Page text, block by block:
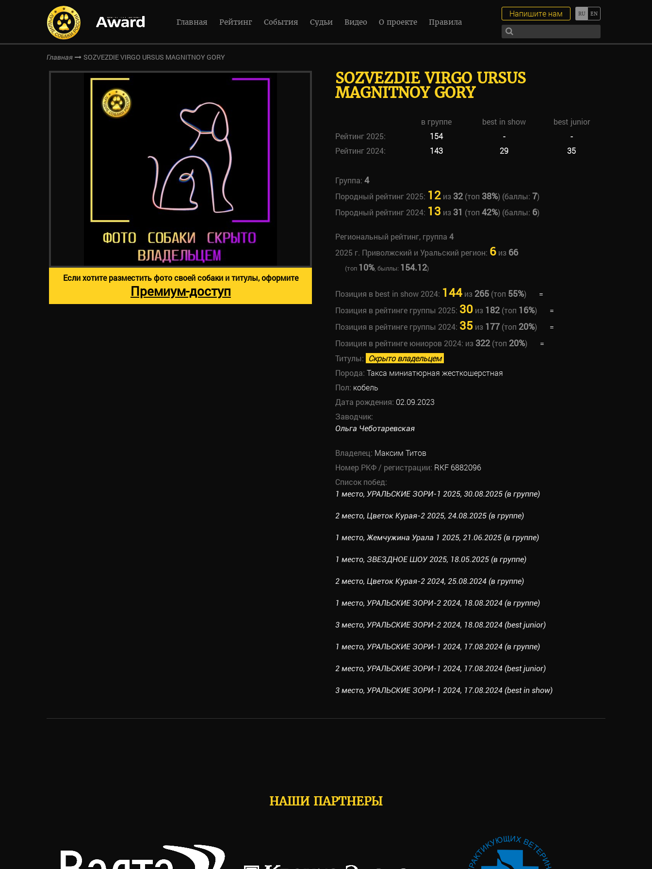
Главная Рейтинг События Судьи Видео О проекте Правила
Напишите нам
Главная SOZVEZDIE VIRGO URSUS MAGNITNOY GORY
SOZVEZDIE VIRGO URSUS
MAGNITNOY GORY
в группе best in show
best junior
Рейтинг 2025:
154 -
-
Рейтинг 2024:
143 29 35
Группа: 4
Породный рейтинг 2025: 12из 32(топ 38%) (баллы: 7)
Породный рейтинг 2024: 13 из 31 (топ 42%) (баллы: 6)
Региональный рейтинг, группа 4
2025 г. Приволжский и Уральский регион: 6из 66
(топ 10%, быллы: 154.12)
Позиция в best in show 2024: 144из 265(топ 55%)
=
Позиция в рейтинге группы 2025: 30из 182(топ 16%)
=
Позиция в рейтинге группы 2024: 35из 177(топ 20%)
=
Позиция в рейтинге юниоров 2024: из 322(топ 20%)
=
Титулы: Скрыто владельцем
Порода: Такса миниатюрная жесткошерстная
Пол: кобель
Дата рождения: 02.09.2023
Заводчик:
Ольга Чеботаревская
Владелец: Максим Титов
Номер РКФ / регистрации: RKF 6882096
Список побед:
1 место, УРАЛЬСКИЕ ЗОРИ-1 2025, 30.08.2025 (в группе)
2 место, Цветок Курая-2 2025, 24.08.2025 (в группе)
1 место, Жемчужина Урала 1 2025, 21.06.2025 (в группе)
1 место, ЗВЕЗДНОЕ ШОУ 2025, 18.05.2025 (в группе)
2 место, Цветок Курая-2 2024, 25.08.2024 (в группе)
1 место, УРАЛЬСКИЕ ЗОРИ-2 2024, 18.08.2024 (в группе)
3 место, УРАЛЬСКИЕ ЗОРИ-2 2024, 18.08.2024 (best junior)
1 место, УРАЛЬСКИЕ ЗОРИ-1 2024, 17.08.2024 (в группе)
2 место, УРАЛЬСКИЕ ЗОРИ-1 2024, 17.08.2024 (best junior)
3 место, УРАЛЬСКИЕ ЗОРИ-1 2024, 17.08.2024 (best in show)
Если хотите разместить фото своей собаки и титулы, оформите
Премиум-доступ
НАШИ ПАРТНЕРЫ